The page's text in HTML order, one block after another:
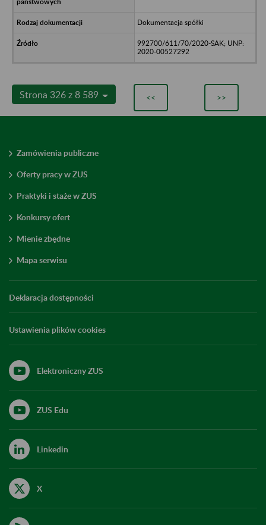
Dokumentacja spółki
992700/611/70/2020-SAK; UNP:
2020-00527292
Strona 326 z 8 589 << >>
Zamówienia publiczne
Oferty pracy w ZUS
Praktyki i staże w ZUS
Konkursy ofert
Mienie zbędne
Mapa serwisu
Deklaracja dostępności
Ustawienia plików cookies
Elektroniczny ZUS
ZUS Edu
Linkedin
X